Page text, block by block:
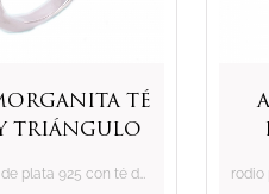
té
triángulo
plata
anillo clásico de plata 925 con té de morganita sintética y cz blanco